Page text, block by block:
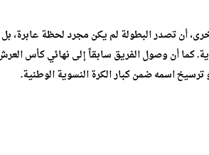
أن تصدر البطولة لم يكن مجرد لحظة
كما أن وصول الفريق سابقاً إلى نهائي كأس
اسمه ضمن كبار الكرة النسوية الوطنية.